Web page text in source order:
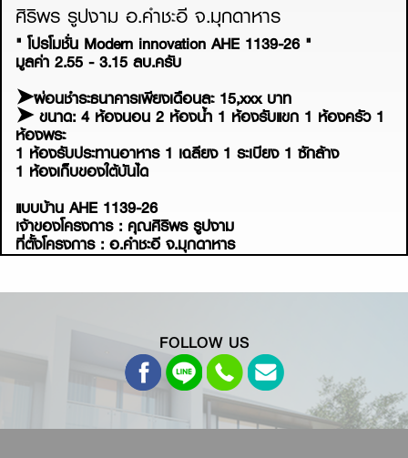
ศิริพร รูปงาม อ.คำชะอี จ.มุกดาหาร
" โปรโมชั่น Modern innovation AHE 1139-26 "
มูลค่า 2.55 - 3.15 ลบ.ครับ
➤ผ่อนชำระธนาคารเพียงเดือนละ 15,xxx บาท
➤ ขนาด: 4 ห้องนอน 2 ห้องน้ำ 1 ห้องรับแขก 1 ห้องครัว 1
ห้องพระ
1 ห้องรับประทานอาหาร 1 เฉลียง 1 ระเบียง 1 ซักล้าง
1 ห้องเก็บของใต้บันได
แบบบ้าน AHE 1139-26
เจ้าของโครงการ : คุณศิริพร รูปงาม
ที่ตั้งโครงการ : อ.คำชะอี จ.มุกดาหาร
FOLLOW US